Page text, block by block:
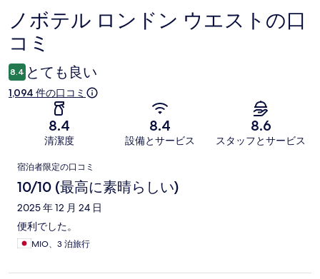
口
コ
ミ
ノボテル ロンドン ウエストの口
コミ
8.4 とても良い
1,094 件の口コミ
8.4
清潔度
8.4
設備とサービス
8.6
スタッフとサービス
口
コ
ミ
宿泊者限定の口コミ
10/10 (最高に素晴らしい)
2025 年 12 月 24 日
便利でした。
MIO、3 泊旅行